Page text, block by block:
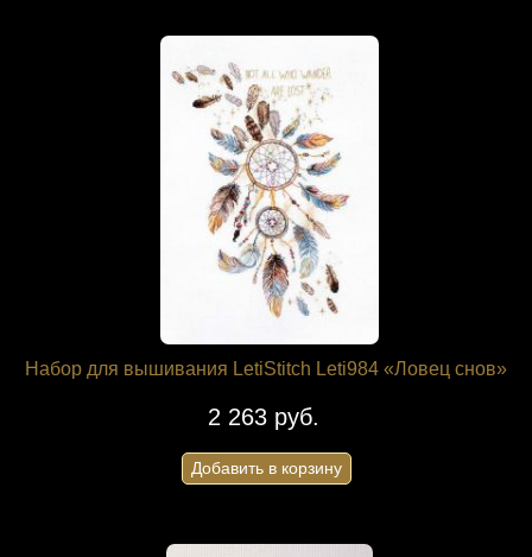
Набор для вышивания LetiStitch Leti984 «Ловец снов»
2 263 руб.
Добавить в корзину